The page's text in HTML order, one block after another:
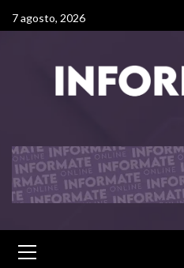
7 agosto, 2026